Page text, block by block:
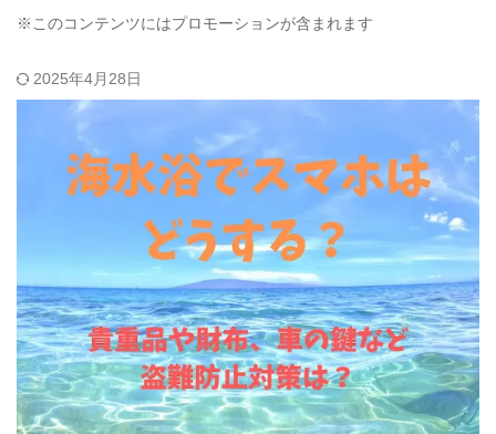
※このコンテンツにはプロモーションが含まれます
2025年4月28日